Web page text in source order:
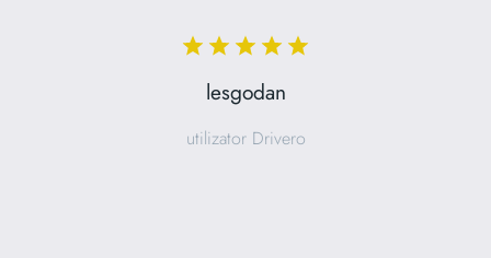
lesgodan
utilizator Drivero